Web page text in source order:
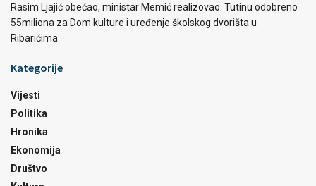
Rasim Ljajić obećao, ministar Memić realizovao: Tutinu odobreno
55miliona za Dom kulture i uređenje školskog dvorišta u
Ribarićima
Kategorije
Vijesti
Politika
Hronika
Ekonomija
Društvo